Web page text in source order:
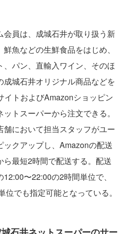
員は、成城石井が取り扱う新
魚などの生鮮食品をはじめ、
、パン、直輸入ワイン、そのほ
城石井オリジナル商品などを
イトおよびAmazonショッピン
トスーパーから注文できる。
において担当スタッフがユー
クアップし、Amazonの配送
ら最短2時間で配送する。配送
〜22:00の2時間単位で、
でも指定可能となっている。